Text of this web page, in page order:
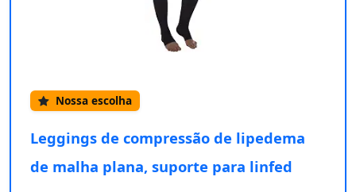
Nossa escolha
Leggings de compressão de lipedema
de malha plana, suporte para linfed